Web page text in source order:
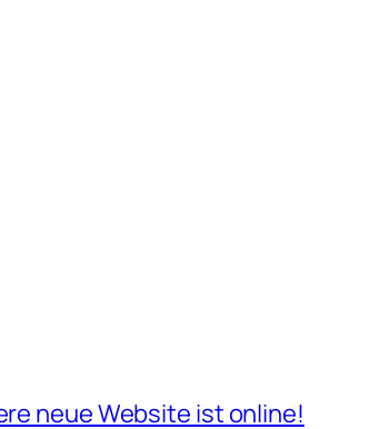
neue Website ist online!